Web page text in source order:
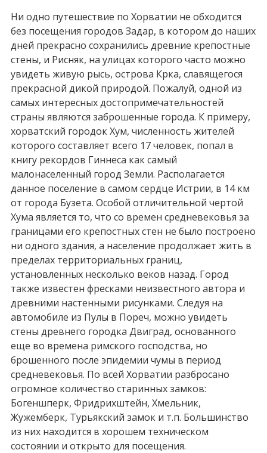
Ни одно путешествие по Хорватии не обходится
без посещения городов Задар, в котором до наших
дней прекрасно сохранились древние крепостные
стены, и Рисняк, на улицах которого часто можно
увидеть живую рысь, острова Крка, славящегося
прекрасной дикой природой. Пожалуй, одной из
самых интересных достопримечательностей
страны являются заброшенные города. К примеру,
хорватский городок Хум, численность жителей
которого составляет всего 17 человек, попал в
книгу рекордов Гиннеса как самый
малонаселенный город Земли. Располагается
данное поселение в самом сердце Истрии, в 14 км
от города Бузета. Особой отличительной чертой
Хума является то, что со времен средневековья за
границами его крепостных стен не было построено
ни одного здания, а население продолжает жить в
пределах территориальных границ,
установленных несколько веков назад. Город
также известен фресками неизвестного автора и
древними настенными рисунками. Следуя на
автомобиле из Пулы в Пореч, можно увидеть
стены древнего городка Двиград, основанного
еще во времена римского господства, но
брошенного после эпидемии чумы в период
средневековья. По всей Хорватии разбросано
огромное количество старинных замков:
Богеншперк, Фридрихштейн, Хмельник,
Жужемберк, Турьякский замок и т.п. Большинство
из них находится в хорошем техническом
состоянии и открыто для посещения.